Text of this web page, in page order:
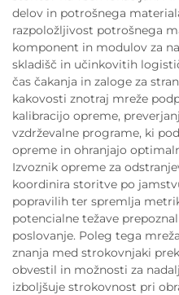
delov in potrošnega
razpoložljivost potrošnega
komponent in modulov za
skladišč in učinkovitih
čas čakanja in zaloge za
kakovosti znotraj mreže
kalibracijo opreme,
vzdrževalne programe, ki
opreme in ohranjajo
Izvoznik opreme za
koordinira storitve po
popravilih ter spremlja
potencialne težave
poslovanje. Poleg tega
znanja med strokovnjaki
obvestil in možnosti za
izboljšuje strokovnost pri